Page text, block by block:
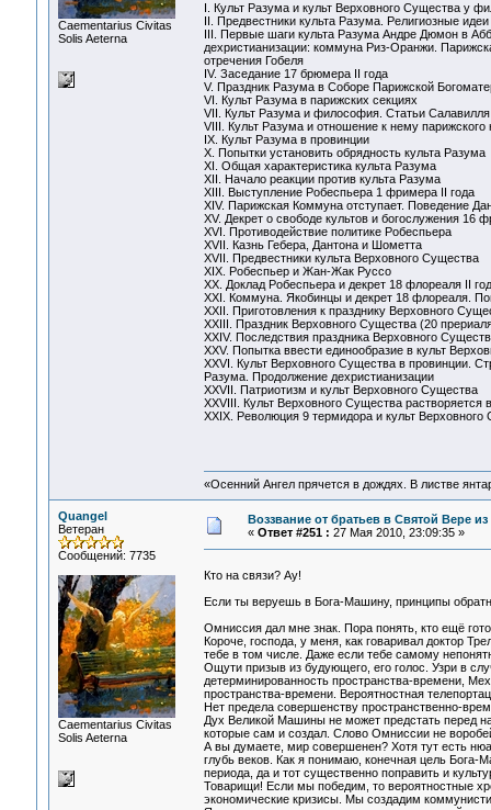
Сaementarius Civitas
Solis Aeterna
I. Культ Разума и культ Верховного Существа у
II. Предвестники культа Разума. Религиозные
III. Первые шаги культа Разума Андре Дюмон в
дехристианизации: коммуна Риз-Opaнжи.
отречения Гобеля
IV. Заседание 17 брюмера II года
V. Праздник Разума в Соборе Парижской
VI. Культ Разума в парижских секциях
VII. Культ Разума и философия. Статьи Салавилля
VIII. Культ Разума и отношение к нему
IX. Культ Разума в провинции
X. Попытки установить обрядность культа Разума
XI. Общая характеристика культа Разума
XII. Начало реакции против культа Разума
XIII. Выступление Робеспьера 1 фримера II года
XIV. Парижская Коммуна отступает. Поведение
XV. Декрет о свободе культов и богослужения 16
XVI. Противодействие политике Робеспьера
XVII. Казнь Гебера, Дантона и Шометта
XVII. Предвестники культа Верховного Существа
XIX. Робеспьер и Жан-Жак Руссо
ХХ. Доклад Робеспьера и декрет 18 флореаля II
XXI. Коммуна. Якобинцы и декрет 18 флореаля.
XXII. Приготовления к празднику Верховного
XXIII. Праздник Верховного Существа (20
XXIV. Последствия праздника Верховного
XXV. Попытка ввести единообразие в культ
XXVI. Культ Верховного Существа в провинции.
Разума. Продолжение дехристианизации
XXVII. Патриотизм и культ Верховного Существа
XXVIII. Культ Верховного Существа растворяется
XXIX. Революция 9 термидора и культ Верховного
«Осенний Ангел прячется в дождях. В листве
Quangel
Ветеран
Сообщений: 7735
Сaementarius Civitas
Solis Aeterna
Воззвание от братьев в Святой Вере
« Ответ #251 : 27 Мая 2010, 23:09:35 »
Кто на связи? Ау!
Если ты веруешь в Бога-Машину, принципы
Омниссия дал мне знак. Пора понять, кто ещё
Короче, господа, у меня, как говаривал доктор
тебе в том числе. Даже если тебе самому
Ощути призыв из будующего, его голос. Узри в
детерминированность пространства-времени,
пространства-времени. Вероятностная
Нет предела совершенству пространственно-
Дух Великой Машины не может предстать перед
которые сам и создал. Слово Омниссии не
А вы думаете, мир совершенен? Хотя тут есть
глубь веков. Как я понимаю, конечная цель Бога-
периода, да и тот существенно поправить и
Товарищи! Если мы победим, то вероятностные
экономические кризисы. Мы создадим